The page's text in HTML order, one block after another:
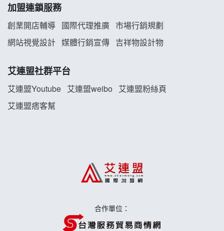
雞咕雞咕加盟說明會
TEA TOP加盟說明會
珍好味臭臭鍋加盟說明會
藍象廷泰式火鍋加盟說明會
日十。早午食加盟說明會
莫尼早餐Morni加盟說明會
加盟連鎖服務
創業開店輔導 國際代理推廣 市場行銷規劃
網站視覺設計 媒體行銷宣傳 吉祥物設計物
艾連盟社群平台
艾連盟Youtube 艾連盟weibo
艾連盟粉絲頁
艾連盟痞客幫
合作單位：